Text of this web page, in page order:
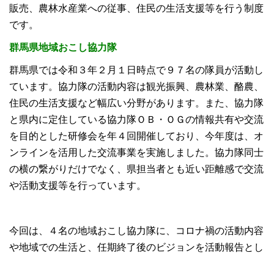
販売、農林水産業への従事、住民の生活支援等を行う制度
です。
群馬県地域おこし協力隊
群馬県では令和３年２月１日時点で９７名の隊員が活動し
ています。協力隊の活動内容は観光振興、農林業、酪農、
住民の生活支援など幅広い分野があります。また、協力隊
と県内に定住している協力隊ＯＢ・ＯＧの情報共有や交流
を目的とした研修会を年４回開催しており、今年度は、オ
ンラインを活用した交流事業を実施しました。協力隊同士
の横の繋がりだけでなく、県担当者とも近い距離感で交流
や活動支援等を行っています。
今回は、４名の地域おこし協力隊に、コロナ禍の活動内容
や地域での生活と、任期終了後のビジョンを活動報告とし